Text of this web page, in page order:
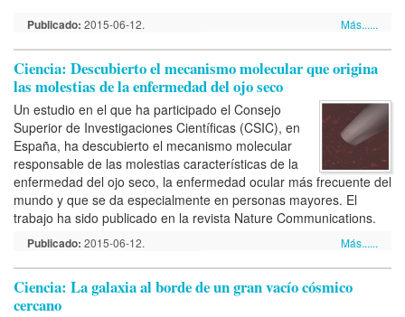
Publicado: 2015-06-12. Más......
Ciencia: Descubierto el mecanismo molecular que origina
las molestias de la enfermedad del ojo seco
Un estudio en el que ha participado el Consejo
Superior de Investigaciones Científicas (CSIC), en
España, ha descubierto el mecanismo molecular
responsable de las molestias características de la
enfermedad del ojo seco, la enfermedad ocular más frecuente del
mundo y que se da especialmente en personas mayores. El
trabajo ha sido publicado en la revista Nature Communications.
Publicado: 2015-06-12. Más......
Ciencia: La galaxia al borde de un gran vacío cósmico
cercano